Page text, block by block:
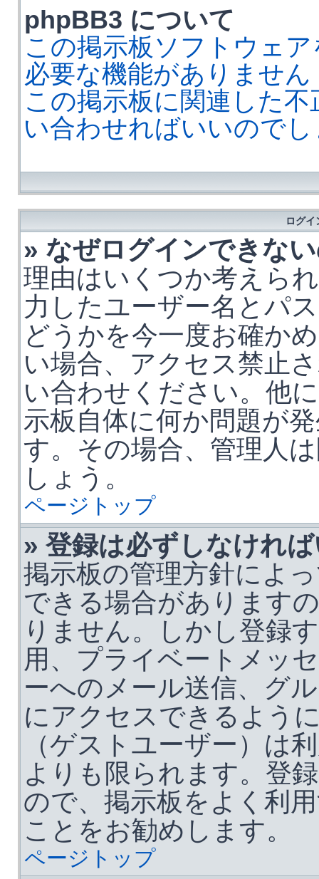
phpBB3 について
この掲示板ソフトウェ
必要な機能がありません
この掲示板に関連した
い合わせればいいので
ログイ
» なぜログインできな
理由はいくつか考えら
力したユーザー名とパ
どうかを今一度お確か
い場合、アクセス禁止
い合わせください。他
示板自体に何か問題が
す。その場合、管理人
しょう。
ページトップ
» 登録は必ずしなけれ
掲示板の管理方針によ
できる場合があります
りません。しかし登録
用、プライベートメッ
ーへのメール送信、グ
にアクセスできるよう
（ゲストユーザー）は
よりも限られます。登
ので、掲示板をよく利
ことをお勧めします。
ページトップ